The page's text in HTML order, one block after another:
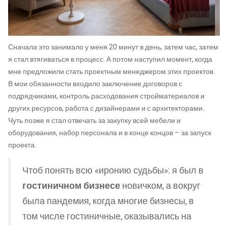
Сначала это занимало у меня 20 минут в день, затем час, затем
я стал втягиваться в процесс. А потом наступил момент, когда
мне предложили стать проектным менеджером этих проектов.
В мои обязанности входило заключение договоров с
подрядчиками, контроль расходования стройматериалов и
других ресурсов, работа с дизайнерами и с архитекторами..
Чуть позже я стал отвечать за закупку всей мебели и
оборудования, набор персонала и в конце концов – за запуск
проекта.
Чтоб понять всю «иронию судьбы»: я был в
гостиничном бизнесе новичком, а вокруг
была пандемия, когда многие бизнесы, в
том числе гостиничные, оказывались на